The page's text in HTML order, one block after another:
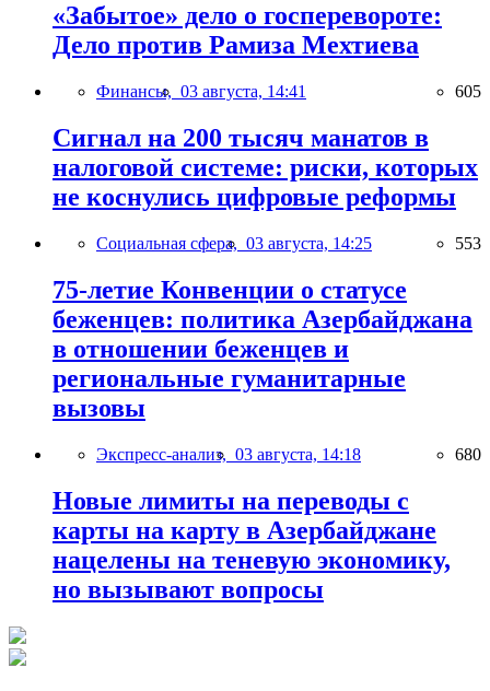
«Забытое» дело о госперевороте:
Дело против Рамиза Мехтиева
Финансы, 03 августа, 14:41 605
Сигнал на 200 тысяч манатов в
налоговой системе: риски, которых
не коснулись цифровые реформы
Социальная сфера, 03 августа, 14:25 553
75-летие Конвенции о статусе
беженцев: политика Азербайджана
в отношении беженцев и
региональные гуманитарные
вызовы
Экспресс-анализ, 03 августа, 14:18 680
Новые лимиты на переводы с
карты на карту в Азербайджане
нацелены на теневую экономику,
но вызывают вопросы